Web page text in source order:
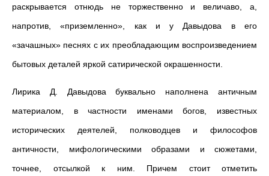
раскрывается отнюдь не торжественно и величаво, а,
напротив, «приземленно», как и у Давыдова в его
«зачашных» песнях с их преобладающим воспроизведением
бытовых деталей яркой сатирической окрашенности.
Лирика Д. Давыдова буквально наполнена античным
материалом, в частности именами богов, известных
исторических деятелей, полководцев и философов
античности, мифологическими образами и сюжетами,
точнее, отсылкой к ним. Причем стоит отметить